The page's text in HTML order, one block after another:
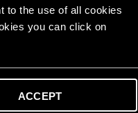
to the use of all cookies
you can click on
ACCEPT